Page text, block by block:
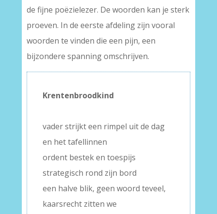
de fijne poëzielezer. De woorden kan je sterk
proeven. In de eerste afdeling zijn vooral
woorden te vinden die een pijn, een
bijzondere spanning omschrijven.
Krentenbroodkind
vader strijkt een rimpel uit de dag
en het tafellinnen
ordent bestek en toespijs
strategisch rond zijn bord
een halve blik, geen woord teveel,
kaarsrecht zitten we